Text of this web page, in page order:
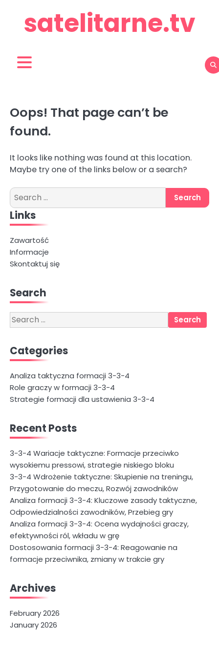
contentsatelitarne.tv
Oops! That page can’t be
found.
It looks like nothing was found at this location.
Maybe try one of the links below or a search?
Search
for:
Links
Zawartość
Informacje
Skontaktuj się
Search
Search
for:
Categories
Analiza taktyczna formacji 3-3-4
Role graczy w formacji 3-3-4
Strategie formacji dla ustawienia 3-3-4
Recent Posts
3-3-4 Wariacje taktyczne: Formacje przeciwko
wysokiemu pressowi, strategie niskiego bloku
3-3-4 Wdrożenie taktyczne: Skupienie na treningu,
Przygotowanie do meczu, Rozwój zawodników
Analiza formacji 3-3-4: Kluczowe zasady taktyczne,
Odpowiedzialności zawodników, Przebieg gry
Analiza formacji 3-3-4: Ocena wydajności graczy,
efektywności ról, wkładu w grę
Dostosowania formacji 3-3-4: Reagowanie na
formacje przeciwnika, zmiany w trakcie gry
Archives
February 2026
January 2026